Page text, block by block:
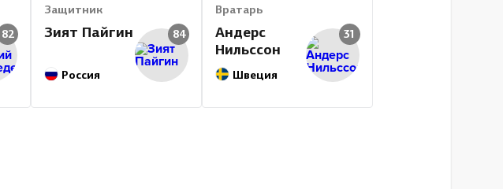
82
Защитник
Зият Пайгин
Россия
84
Вратарь
Андерс
Нильссон
Швеция
31